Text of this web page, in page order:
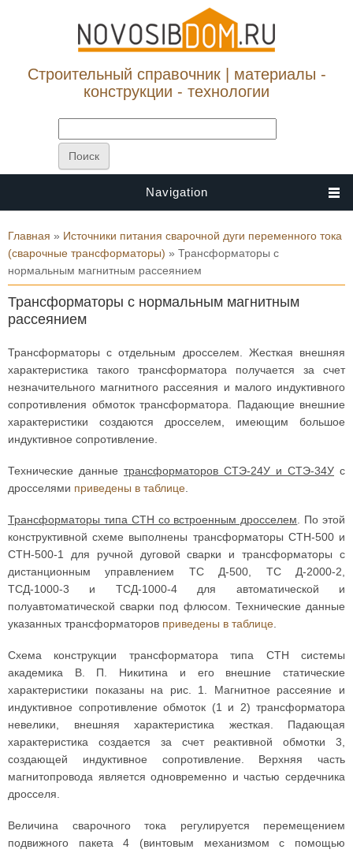
Строительный справочник | материалы -
конструкции - технологии
Navigation
Вы здесь
Главная » Источники питания сварочной дуги переменного тока
(сварочные трансформаторы) » Трансформаторы с
нормальным магнитным рассеянием
Трансформаторы с нормальным магнитным
рассеянием
Трансформаторы с отдельным дросселем. Жесткая внешняя
характеристика такого трансформатора получается за счет
незначительного магнитного рассеяния и малого индуктивного
сопротивления обмоток трансформатора. Падающие внешние
характеристики создаются дросселем, имеющим большое
индуктивное сопротивление.
Технические данные трансформаторов СТЭ-24У и СТЭ-34У с
дросселями приведены в таблице
Трансформаторы типа СТН со встроенным дросселем . По этой
конструктивной схеме выполнены трансформаторы СТН-500 и
СТН-500-1 для ручной дуговой сварки и транс­форматоры с
дистанционным управлением ТС Д-500, ТС Д-2000-2,
ТСД-1000-3 и ТСД-1000-4 для автоматической и
полуавтоматической сварки под флюсом. Технические данные
указанных трансформаторов приведены в таблице
Схема конструкции трансформатора типа СТН системы
академика В. П. Никитина и его внешние статические
характеристики показаны на рис. 1. Магнитное рассеяние и
индуктивное сопротивление обмоток (1 и 2) трансформатора
невелики, внешняя характеристика жесткая. Падающая
характеристика создается за счет реактивной обмотки 3,
создаю­щей индуктивное сопротивление. Верхняя часть
магнитопровода является одновременно и частью сердечника
дросселя.
Величина сварочного тока регулируется перемещением
подвижного пакета 4 (винтовым механизмом с помощью